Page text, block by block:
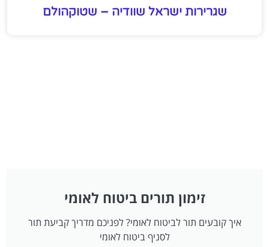
שגרירות ישראל שוודיה – שטוקהולם
זימון תורים ביטוח לאומי
איך קובעים תור לביטוח לאומי? לפניכם מדריך קביעת תור
לסניף ביטוח לאומי